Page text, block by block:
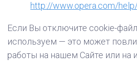
http://www.opera.com/
Если Вы отключите cookie-
используем — это может
работы на нашем Сайте или на